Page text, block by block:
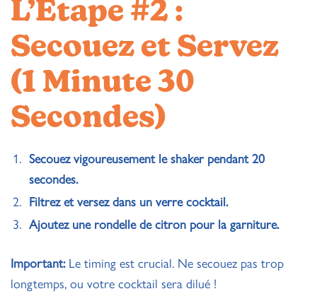
L’Étape #2 :
Secouez et Servez
(1 Minute 30
Secondes)
Secouez vigoureusement leshakerpendant 20
secondes.
Filtrez et versez dans un verre cocktail.
Ajoutez une rondelle de citron pour la garniture.
Important:Le timing est crucial. Ne secouez pas trop
longtemps, ou votre cocktail sera dilué !